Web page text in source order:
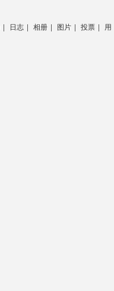
| 日志 | 相册 | 图片 | 投票 | 用